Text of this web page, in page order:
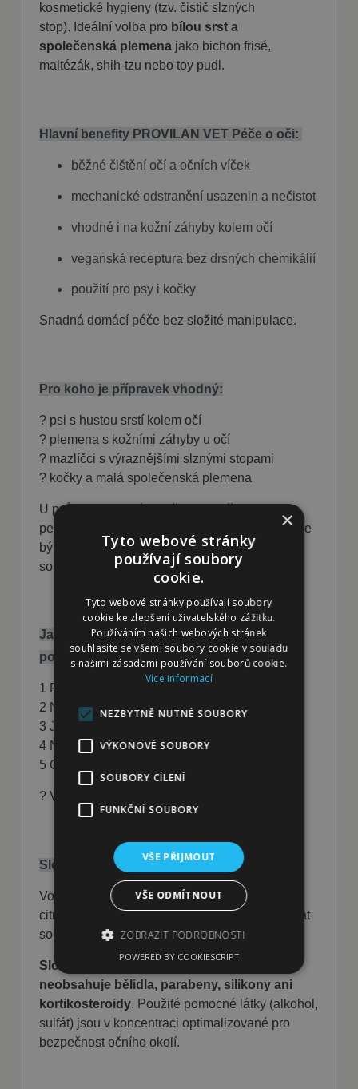
kosmetické hygieny (tzv. čistič slzných
stop). Ideální volba pro bílou srst a
společenská plemena jako bichon frisé,
maltézák, shih-tzu nebo toy pudl.
Hlavní benefity PROVILAN VET Péče o oči:
běžné čištění očí a očních víček
mechanické odstranění usazenin a nečistot
vhodné i na kožní záhyby kolem očí
veganská receptura bez drsných chemikálií
použití pro psy i kočky
Snadná domácí péče bez složité manipulace.
Pro koho je přípravek vhodný:
? psi s hustou srstí kolem očí
? plemena s kožními záhyby u očí
? mazlíčci s výraznějšími slznými stopami
? kočky a malá společenská plemena
U psů s vypoulenýma očima (např. mops,
pekingský palácový psík, bostonský teriér) může
být pravidelná hygiena očního okolí důležitou
součástí běžné péče.
Jak správně Provilan VET péče o oči
používat:
1 Pracujte s čistými rukavicemi
2 Naneste přípravek na sterilní tampón
3 Jemně očistěte víčko směrem ven
4 Na každé oko použijte nový tampón
5 Opakujte podle potřeby
? Vyhněte se přímému kontaktu s okem
Složení:
Voda, alkohol, laureth sulfát sodný, kyselina
citronová, mikroorganismy, benzoát sodný, citrát
sodný
Složení je bezpečné:
neobsahuje bělidla, parabeny, silikony ani
kortikosteroidy. Použité pomocné látky (alkohol,
sulfát) jsou v koncentraci optimalizované pro
bezpečnost očního okolí.
×
Tyto webové stránky
používají soubory
cookie.
Tyto webové stránky používají soubory
cookie ke zlepšení uživatelského zážitku.
Používáním našich webových stránek
souhlasíte se všemi soubory cookie v souladu
s našimi zásadami používání souborů cookie.
Více informací
NEZBYTNĚ NUTNÉ SOUBORY
VÝKONOVÉ SOUBORY
SOUBORY CÍLENÍ
FUNKČNÍ SOUBORY
VŠE PŘIJMOUT
VŠE ODMÍTNOUT
ZOBRAZIT PODROBNOSTI
Nezbytně nutné soubory
Výkonové soubory
Soubory cílení
Funkční soubory
POWERED BY COOKIESCRIPT